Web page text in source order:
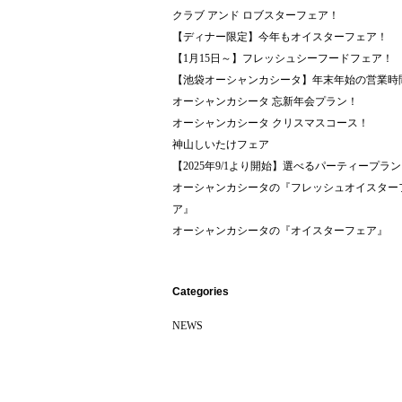
クラブ アンド ロブスターフェア！
【ディナー限定】今年もオイスターフェア！
【1月15日～】フレッシュシーフードフェア！
【池袋オーシャンカシータ】年末年始の営業時
オーシャンカシータ 忘新年会プラン！
オーシャンカシータ クリスマスコース！
神山しいたけフェア
【2025年9/1より開始】選べるパーティープラン
オーシャンカシータの『フレッシュオイスター
ア』
オーシャンカシータの『オイスターフェア』
Categories
NEWS